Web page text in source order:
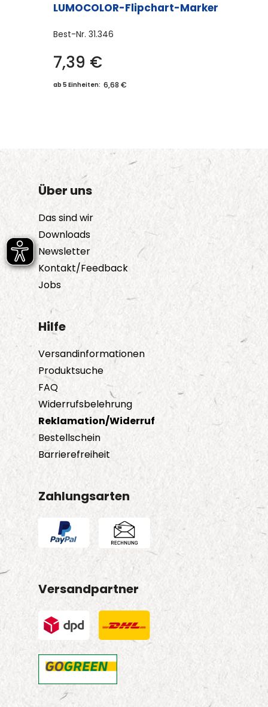
LUMOCOLOR-Flipchart-Marker
Best-Nr. 31.346
7,39 €
ab 5 Einheiten: 6,68 €
Über uns
Das sind wir
Downloads
Newsletter
Kontakt/Feedback
Jobs
Hilfe
Versandinformationen
Produktsuche
FAQ
Widerrufsbelehrung
Reklamation/Widerruf
Bestellschein
Barrierefreiheit
Zahlungsarten
Versandpartner